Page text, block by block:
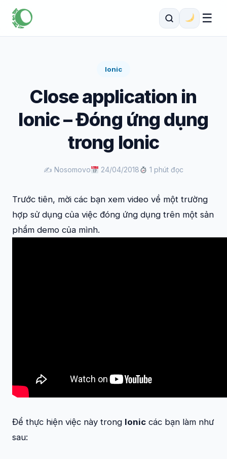
☰
Ionic
Close application in
Ionic – Đóng ứng dụng
trong Ionic
✍️ Nosomovo 24/04/2018 1 phút đọc
Trước tiên, mời các bạn xem video về một trường
hợp sử dụng của việc đóng ứng dụng trên một sản
phẩm demo của mình.
Để thực hiện việc này trong Ionic các bạn làm như
sau: